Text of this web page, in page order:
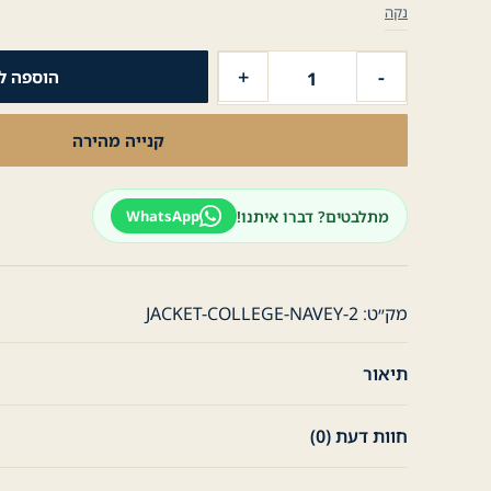
נקה
-
ג׳קט
'College'
כובע
נשלף
-
נייבי
+ הוספה
קנייה מהירה
מתלבטים? דברו איתנו! WhatsApp
מק״ט:JACKET-COLLEGE-NAVEY-2
תיאור
חוות דעת (0)